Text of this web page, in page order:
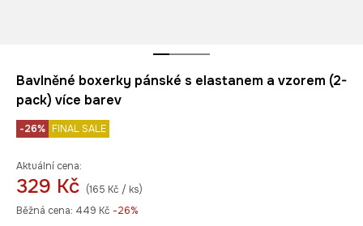
Bavlněné boxerky pánské s elastanem a vzorem (2-
pack) více barev
-26% FINAL SALE
Aktuální cena:
329 Kč (165 Kč / ks)
Běžná cena: 449 Kč -26%